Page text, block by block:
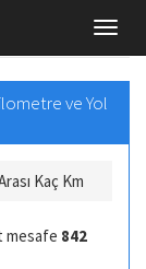
ve Yol
Kaç Km
mesafe 842